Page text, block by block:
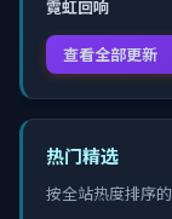
霓虹回响
查看全部更新
热门精选
按全站热度排序